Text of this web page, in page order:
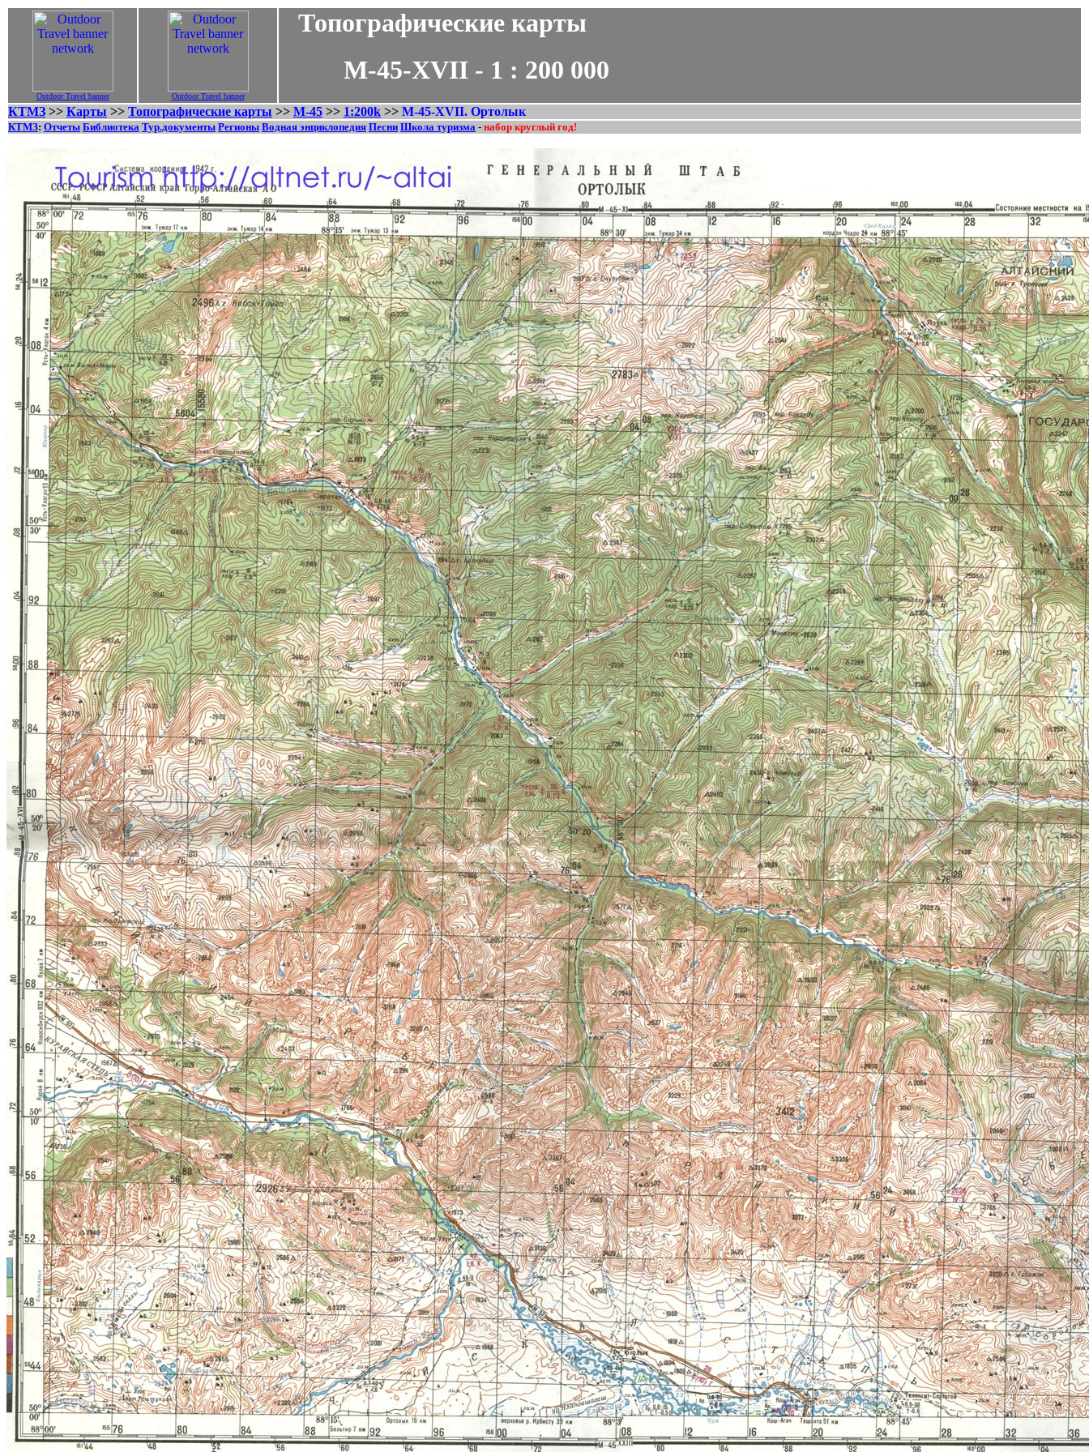
Outdoor Travel banner Outdoor Travel banner
Топографические карты
M-45-XVII - 1 : 200 000
КТМЗ >> Карты >> Топографические карты >> M-45 >> 1:200k >> M-45-XVII. Ортолык
КТМЗ: Отчеты Библиотека Тур.документы Регионы Водная энциклопедия Песни Школа туризма - набор круглый год!